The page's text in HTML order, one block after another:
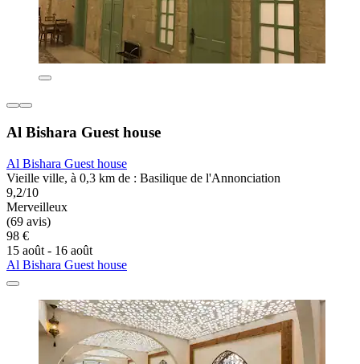
Al Bishara Guest house
Al Bishara Guest house
Vieille ville, à 0,3 km de : Basilique de l'Annonciation
9,2/10
Merveilleux
(69 avis)
98 €
15 août - 16 août
Al Bishara Guest house